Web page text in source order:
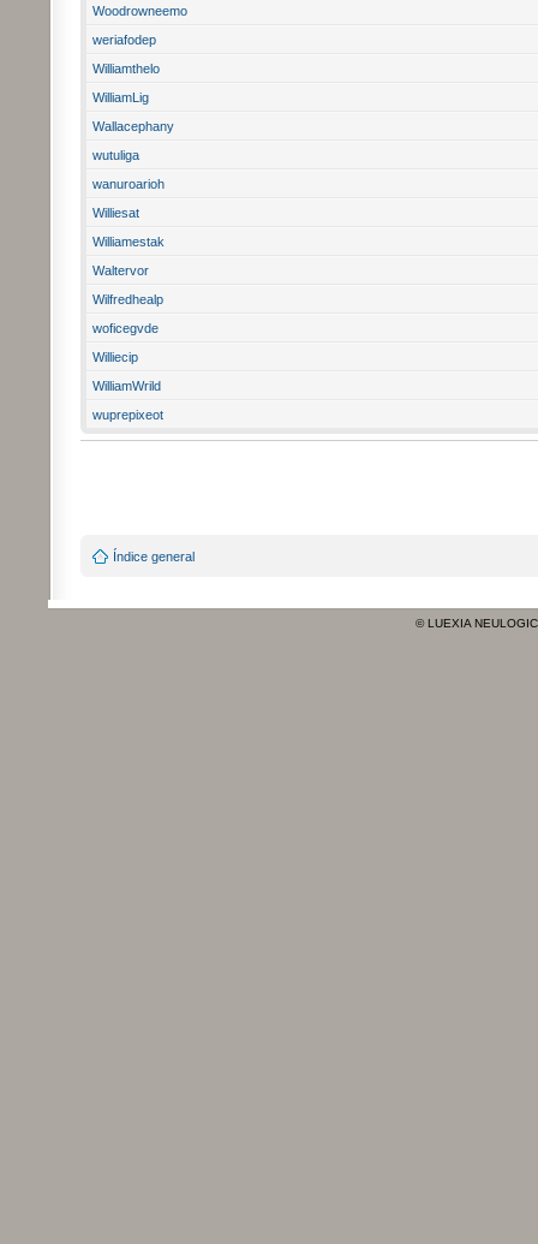
Woodrowneemo
weriafodep
Williamthelo
WilliamLig
Wallacephany
wutuliga
wanuroarioh
Williesat
Williamestak
Waltervor
Wilfredhealp
woficegvde
Williecip
WilliamWrild
wuprepixeot
Índice general
© LUEXIA